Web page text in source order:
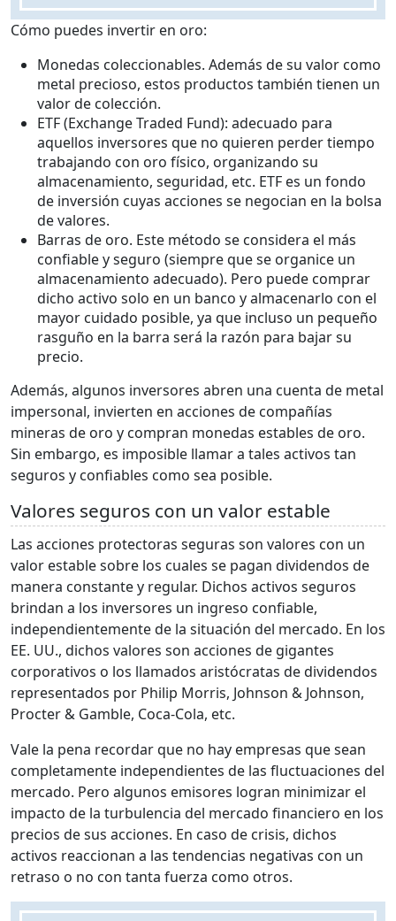
Cómo puedes invertir en oro:
Monedas coleccionables. Además de su valor como
metal precioso, estos productos también tienen un
valor de colección.
ETF (Exchange Traded Fund): adecuado para
aquellos inversores que no quieren perder tiempo
trabajando con oro físico, organizando su
almacenamiento, seguridad, etc. ETF es un fondo
de inversión cuyas acciones se negocian en la bolsa
de valores.
Barras de oro. Este método se considera el más
confiable y seguro (siempre que se organice un
almacenamiento adecuado). Pero puede comprar
dicho activo solo en un banco y almacenarlo con el
mayor cuidado posible, ya que incluso un pequeño
rasguño en la barra será la razón para bajar su
precio.
Además, algunos inversores abren una cuenta de metal
impersonal, invierten en acciones de compañías
mineras de oro y compran monedas estables de oro.
Sin embargo, es imposible llamar a tales activos tan
seguros y confiables como sea posible.
Valores seguros con un valor estable
Las acciones protectoras seguras son valores con un
valor estable sobre los cuales se pagan dividendos de
manera constante y regular. Dichos activos seguros
brindan a los inversores un ingreso confiable,
independientemente de la situación del mercado. En los
EE. UU., dichos valores son acciones de gigantes
corporativos o los llamados aristócratas de dividendos
representados por Philip Morris, Johnson & Johnson,
Procter & Gamble, Coca-Cola, etc.
Vale la pena recordar que no hay empresas que sean
completamente independientes de las fluctuaciones del
mercado. Pero algunos emisores logran minimizar el
impacto de la turbulencia del mercado financiero en los
precios de sus acciones. En caso de crisis, dichos
activos reaccionan a las tendencias negativas con un
retraso o no con tanta fuerza como otros.